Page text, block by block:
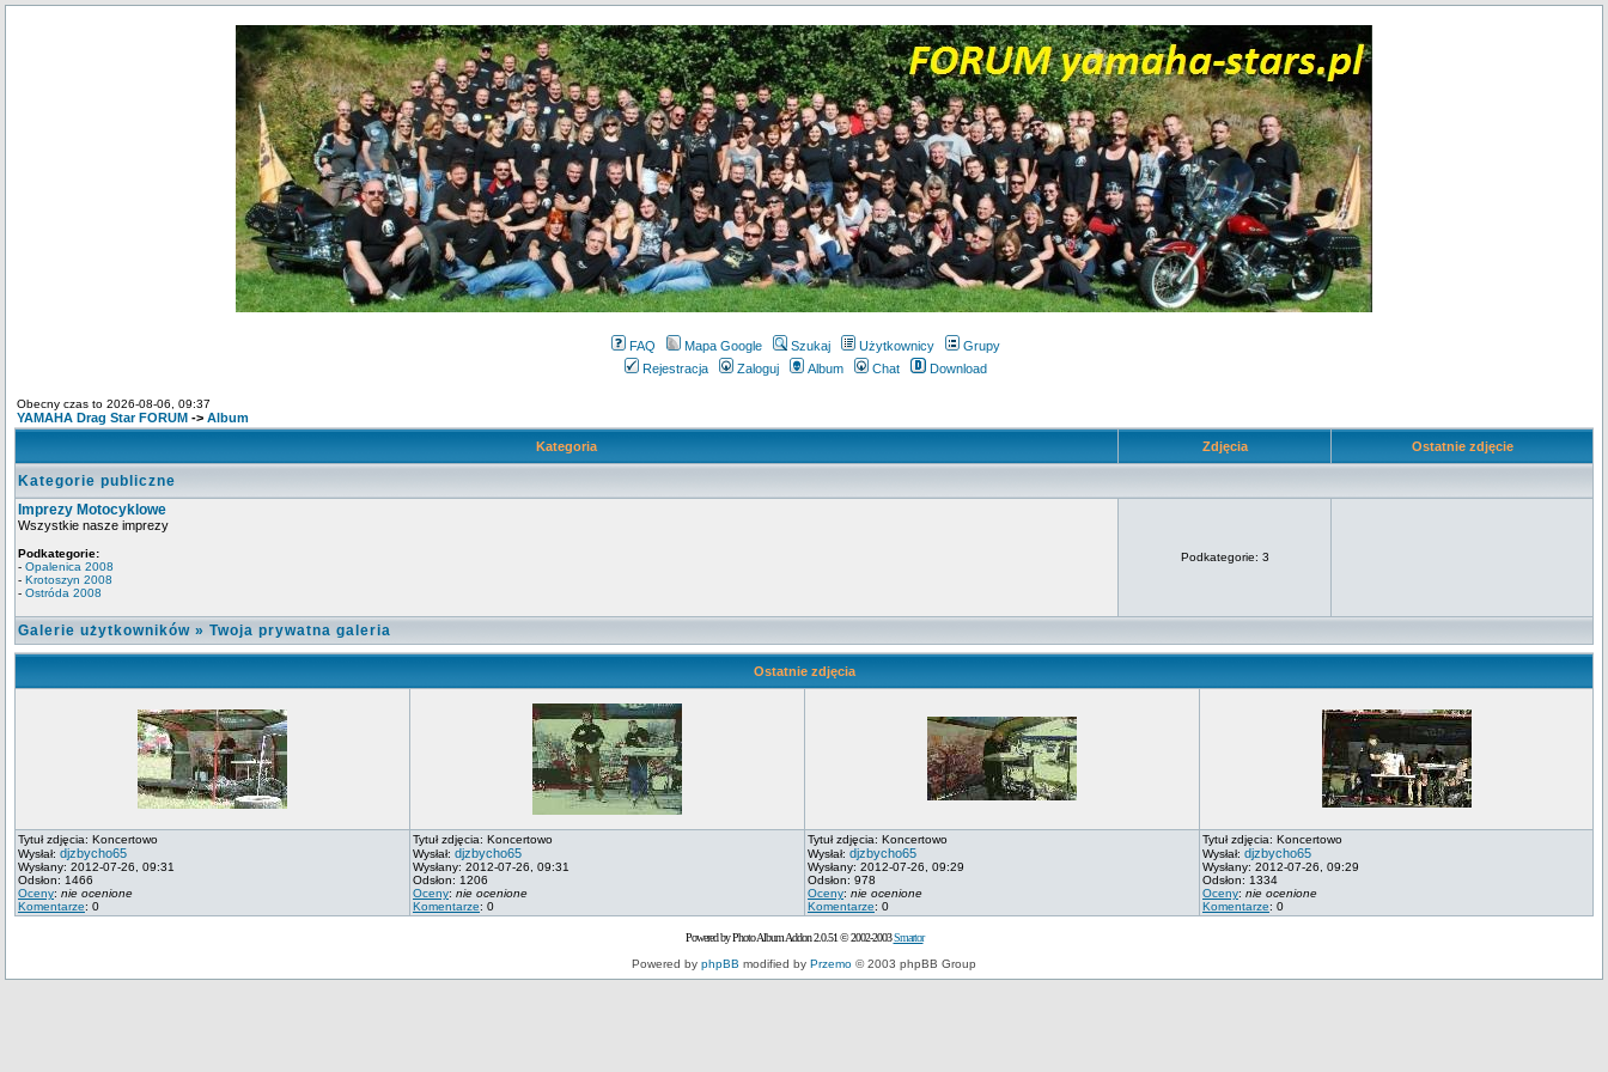
FAQ Mapa Google Szukaj Użytkownicy
Grupy
Rejestracja
Zaloguj Album Chat Download
Obecny czas to 2026-08-06, 09:37
YAMAHA Drag Star FORUM -> Album
Kategoria
Zdjęcia Ostatnie zdjęcie
Kategorie publiczne
Imprezy Motocyklowe
Wszystkie nasze imprezy
Podkategorie:
- Opalenica 2008
- Krotoszyn 2008
- Ostróda 2008
Podkategorie: 3
Galerie użytkowników » Twoja prywatna galeria
Ostatnie zdjęcia
Tytuł zdjęcia: Koncertowo
Wysłał: djzbycho65
Wysłany: 2012-07-26, 09:31
Odsłon: 1466
Oceny: nie ocenione
Komentarze: 0
Tytuł zdjęcia: Koncertowo
Wysłał: djzbycho65
Wysłany: 2012-07-26, 09:31
Odsłon: 1206
Oceny: nie ocenione
Komentarze: 0
Tytuł zdjęcia: Koncertowo
Wysłał: djzbycho65
Wysłany: 2012-07-26, 09:29
Odsłon: 978
Oceny: nie ocenione
Komentarze: 0
Tytuł zdjęcia: Koncertowo
Wysłał: djzbycho65
Wysłany: 2012-07-26, 09:29
Odsłon: 1334
Oceny: nie ocenione
Komentarze: 0
Powered by Photo Album Addon 2.0.51 © 2002-2003Smartor
Powered by phpBB modified by Przemo © 2003 phpBB Group